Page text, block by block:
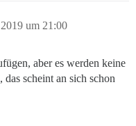
um 21:00
aber es werden keine
scheint an sich schon